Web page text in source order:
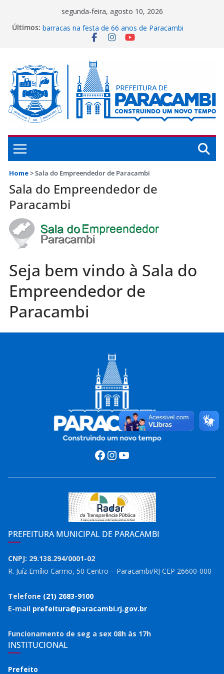
segunda-feira, agosto 10, 2026
Últimos:
Prefeitura abre inscrições para instalação de
barracas na festa de 66 anos de Paracambi
Secretaria de Ciência, Tecnologia e Inovação
Guarda Municipal de Paracambi celebra 25 anos de
dedicação e serviços prestados à população
Paracambi é destaque internacional por conquistas
na educação
UFRRJ se reúne com a Prefeitura de Paracambi para
implementar projeto esportivo no município
Home>Sala do Empreendedor de Paracambi
Sala do Empreendedor de
Paracambi
Seja bem vindo à Sala do
Empreendedor de
Paracambi
Facebook
Instagram
Youtube
PREFEITURA MUNICIPAL DE PARACAMBI
CNPJ: 29.138.294/0001-02
R. Juíz Emílio Carmo, 50 Centro – Paracambi/RJ CEP 26600-000
Telefone (21) 2683-9100
E-mail prefeitura@paracambi.rj.gov.br
Funcionamento de seg a sex 08h às 17h
INSTITUCIONAL
Prefeito